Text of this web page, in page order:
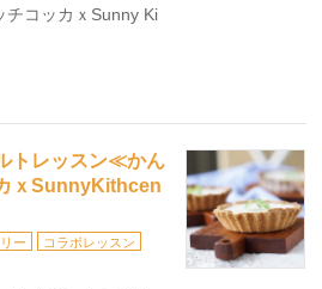
チコッカｘSunny Ki
トレッスン≪かん
ｘSunnyKithcen
ー
コラボレッスン